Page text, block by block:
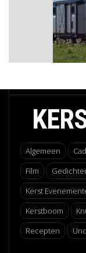
Algemeen
Film
Kerst
Kerstboom
Recepten